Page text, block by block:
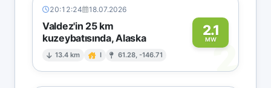
20:12:24 18.07.2026
Valdez'in 25 km
kuzeybatısında, Alaska
13.4 km I 61.28, -146.71
2.1
MW2